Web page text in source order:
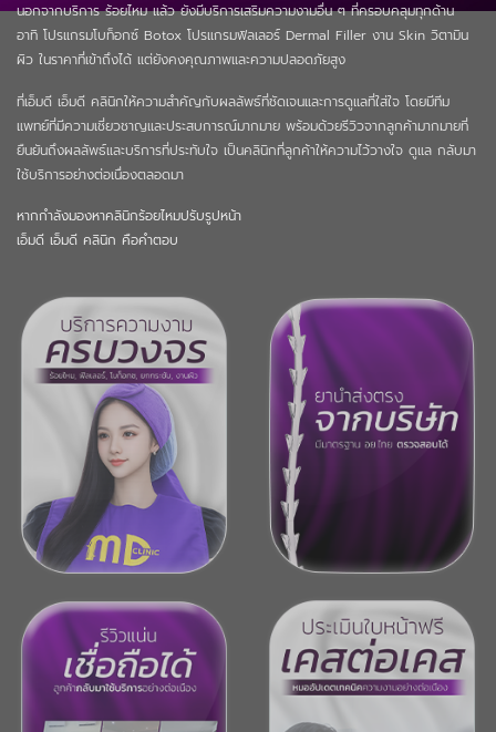
นอกจากบริการ ร้อยไหม แล้ว ยังมีบริการเสริมความงามอื่น ๆ ที่ครอบคลุมทุกด้าน
อาทิ โปรแกรมโบท็อกซ์ Botox โปรแกรมฟิลเลอร์ Dermal Filler งาน Skin วิตามิน
ผิว ในราคาที่เข้าถึงได้ แต่ยังคงคุณภาพและความปลอดภัยสูง
ที่เอ็มดี เอ็มดี คลินิกให้ความสำคัญกับผลลัพธ์ที่ชัดเจนและการดูแลที่ใส่ใจ โดยมีทีม
แพทย์ที่มีความเชี่ยวชาญและประสบการณ์มากมาย พร้อมด้วยรีวิวจากลูกค้ามากมายที่
ยืนยันถึงผลลัพธ์และบริการที่ประทับใจ เป็นคลินิกที่ลูกค้าให้ความไว้วางใจ ดูแล กลับมา
ใช้บริการอย่างต่อเนื่องตลอดมา
หากกำลังมองหาคลินิกร้อยไหมปรับรูปหน้า
เอ็มดี เอ็มดี คลินิก คือคำตอบ